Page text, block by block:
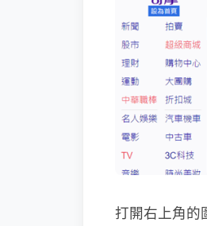
打開右上角的